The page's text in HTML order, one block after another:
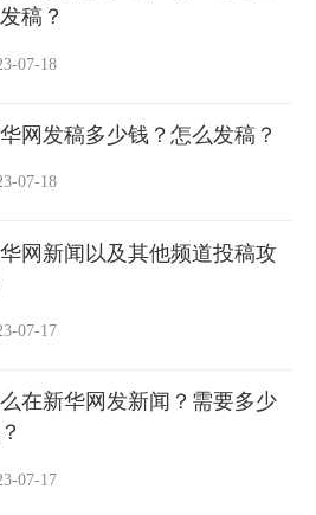
稿？
07-18
网发稿多少钱？怎么发稿？
07-18
网新闻以及其他频道投稿攻
07-17
在新华网发新闻？需要多少
07-17